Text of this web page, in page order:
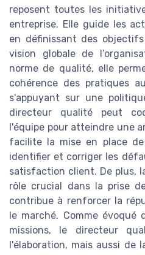
reposent toutes les
entreprise. Elle guide les
en définissant des
vision globale de
norme de qualité, elle
cohérence des pratiques
s'appuyant sur une
directeur qualité peut
l'équipe pour atteindre une
facilite la mise en place
identifier et corriger les
satisfaction client. De plus,
rôle crucial dans la prise
contribue à renforcer la
le marché. Comme évoqué
missions, le directeur
l'élaboration, mais aussi de